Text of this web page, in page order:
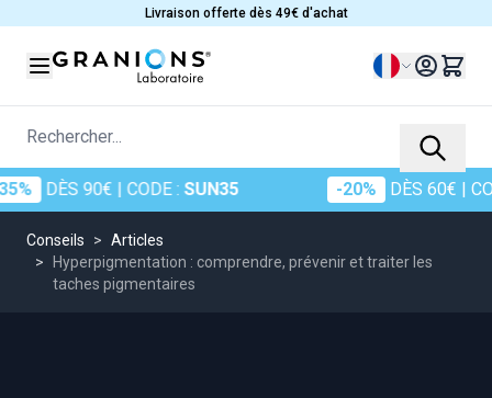
Livraison offerte dès 49€ d'achat
Langue
Rechercher...
90€| CODE : SUN35 DÈS 60€| CODE :
Conseils > Articles
>
Hyperpigmentation : comprendre, prévenir et traiter les
taches pigmentaires